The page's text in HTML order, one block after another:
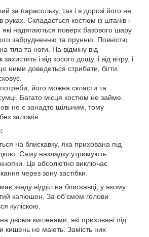
за парасольку, так і в дорозі його не
Складається костюм із штанів і
надягаються поверх базового шару
забрудненню та прунню. Повністю
тіла та ноги. На відміну від
і від косого дощу, і від вітру, і
ними доведеться стрибати, бігти.
його можна скласти та
Багато місця костюм не займе.
не є занадто щільним, тому
заломів.
на блискавку, яка прихована під
Саму накладку утримують
кнопки. Це абсолютно виключає
через зону застібки.
ззаду відділ на блискавці, у якому
капюшон. За об'ємом голови
куліскою.
двома кишенями, які приховані під
кишень не мають. Замість них